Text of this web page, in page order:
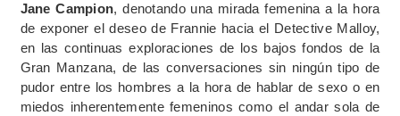
Jane Campion, denotando una mirada femenina a la hora
de exponer el deseo de Frannie hacia el Detective Malloy,
en las continuas exploraciones de los bajos fondos de la
Gran Manzana, de las conversaciones sin ningún tipo de
pudor entre los hombres a la hora de hablar de sexo o en
miedos inherentemente femeninos como el andar sola de